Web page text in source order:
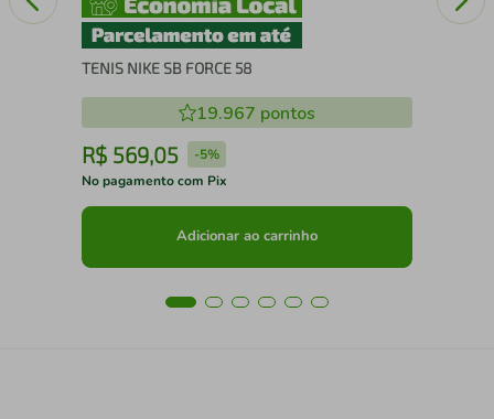
TENIS NIKE SB FORCE 58
19.967 pontos
R$ 569,05 -5%
No pagamento com Pix
Adicionar ao carrinho